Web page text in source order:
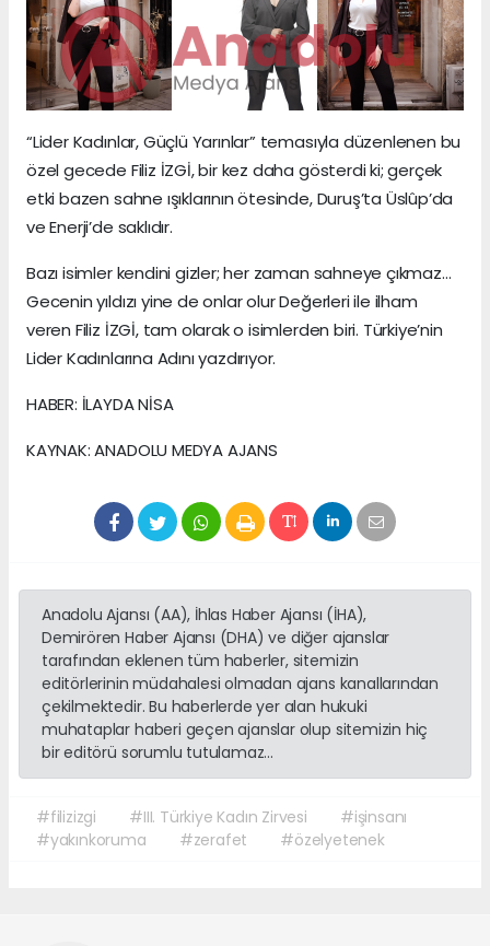
“Lider Kadınlar, Güçlü Yarınlar” temasıyla düzenlenen bu
özel gecede Filiz İZGİ, bir kez daha gösterdi ki; gerçek
etki bazen sahne ışıklarının ötesinde, Duruş’ta Üslûp’da
ve Enerji’de saklıdır.
Bazı isimler kendini gizler; her zaman sahneye çıkmaz…
Gecenin yıldızı yine de onlar olur Değerleri ile ilham
veren Filiz İZGİ, tam olarak o isimlerden biri. Türkiye’nin
Lider Kadınlarına Adını yazdırıyor.
HABER: İLAYDA NİSA
KAYNAK: ANADOLU MEDYA AJANS
Anadolu Ajansı (AA), İhlas Haber Ajansı (İHA),
Demirören Haber Ajansı (DHA) ve diğer ajanslar
tarafından eklenen tüm haberler, sitemizin
editörlerinin müdahalesi olmadan ajans kanallarından
çekilmektedir. Bu haberlerde yer alan hukuki
muhataplar haberi geçen ajanslar olup sitemizin hiç
bir editörü sorumlu tutulamaz...
#filizizgi #III. Türkiye Kadın Zirvesi
#işinsanı
#yakınkoruma
#zerafet #özelyetenek